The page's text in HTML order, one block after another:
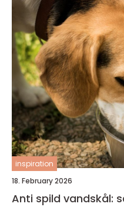
inspiration
18. February 2026
Anti spild vandskål: